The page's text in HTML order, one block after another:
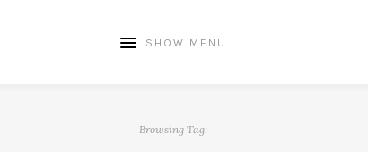
SHOW MENU
Browsing Tag: